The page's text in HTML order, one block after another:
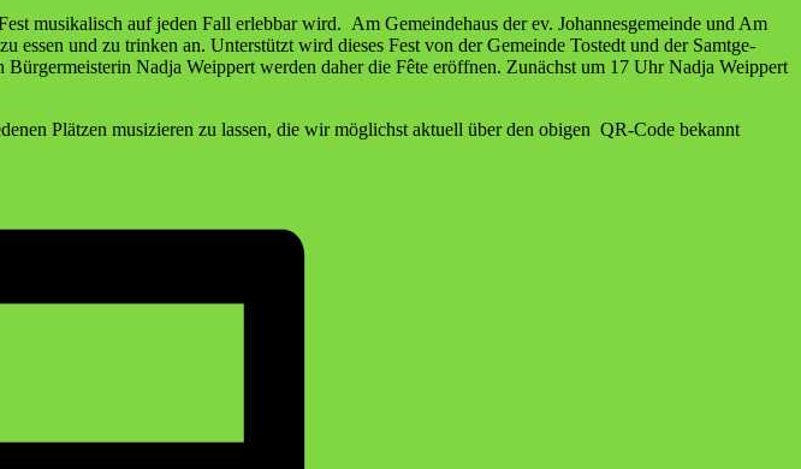
musi­ka­lisch auf jeden Fall erleb­bar wird. Am Gemein­de­haus der ev. Johan­nes­ge­mein­de und Am
essen und zu trin­ken an. Unter­stützt wird die­ses Fest von der Gemein­de Tostedt und der Samt­ge­
Nad­ja Weip­pert wer­den daher die Fête eröff­nen. Zunächst um 17 Uhr Nad­ja Weip­pert
Plät­zen musi­zie­ren zu las­sen, die wir mög­lichst aktu­ell über den obi­gen QR-Code bekannt